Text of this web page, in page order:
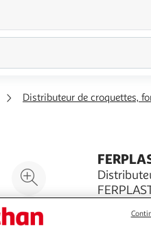
Distributeur de croquettes,
Agrandir
l'illustration
à
200%
Réduire
l'illustration
en